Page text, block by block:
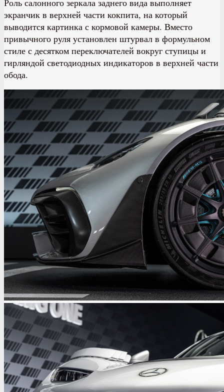
Роль салонного зеркала заднего вида выполняет
экранчик в верхней части кокпита, на который
выводится картинка с кормовой камеры. Вместо
привычного руля установлен штурвал в формульном
стиле с десятком переключателей вокруг ступицы и
гирляндой светодиодных индикаторов в верхней части
обода.